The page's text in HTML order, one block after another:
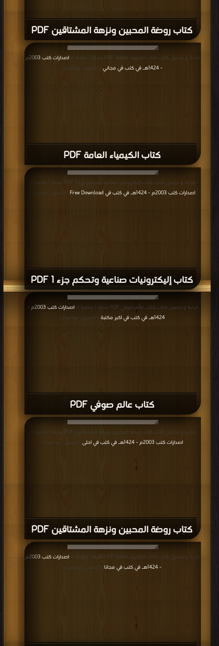
كتاب روضة المحبين ونزهة المشتاقين PDF
كتاب الكيمياء العامة PDF
قراءة و تحميل كتاب كتاب الكيمياء العامة PDF مجانا | مكتبة >
اصدارات كتب 2003م
- 1424هـ في كتب في مجاني
| التحميل : مرة/مرات
كتاب إليكترونيات صناعية وتحكم جزء 1 PDF
قراءة و تحميل كتاب كتاب إليكترونيات صناعية وتحكم جزء 1 PDF مجانا | مكتبة >
اصدارات كتب 2003م - 1424هـ في كتب في Free Download
| التحميل : مرة/مرات
كتاب عالم صوفي PDF
قراءة و تحميل كتاب كتاب عالم صوفي PDF مجانا | مكتبة >
اصدارات كتب 2003م -
1424هـ في كتب في اكبر مكتبة
| التحميل : مرة/مرات
كتاب روضة المحبين ونزهة المشتاقين PDF
قراءة و تحميل كتاب كتاب روضة المحبين ونزهة المشتاقين PDF مجانا | مكتبة >
اصدارات كتب 2003م - 1424هـ في كتب في احلى
| التحميل : مرة/مرات
قراءة و تحميل كتاب كتاب الكيمياء العامة PDF مجانا | مكتبة >
اصدارات كتب 2003م
- 1424هـ في كتب في مجانا
| التحميل : مرة/مرات